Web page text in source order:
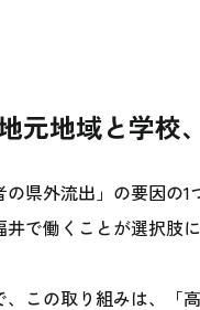
元地域と学校
の県外流出」の要因
井で働くことが選択肢
、この取り組みは、「